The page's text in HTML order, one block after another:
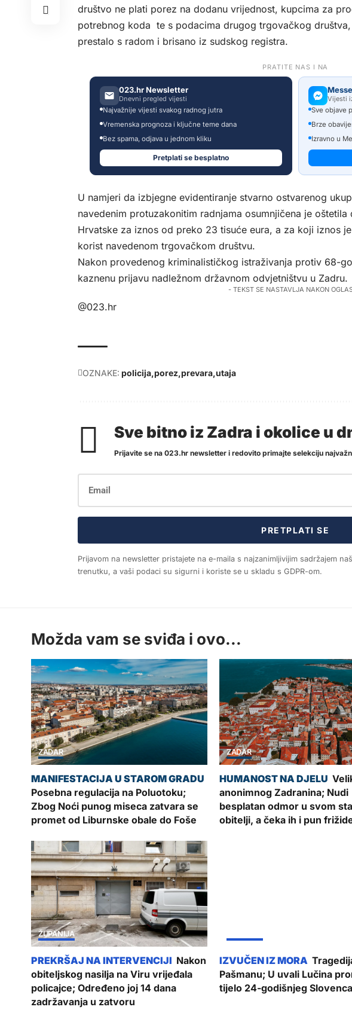
društvo ne plati porez na dodanu vrijednost, kupcima za
potrebnog koda te s podacima drugog trgovačkog
prestalo s radom i brisano iz sudskog registra.
PRATITE NAS I NA
023.hr Newsletter
Dnevni pregled vijesti
Najvažnije vijesti svakog radnog jutra
Vremenska prognoza i ključne teme dana
Bez spama, odjava u jednom kliku
Pretplati se besplatno
Vijesti
Sve objave
Brze
Izravno u
U namjeri da izbjegne evidentiranje stvarno ostvarenog
navedenim protuzakonitim radnjama osumnjičena je
Hrvatske za iznos od preko 23 tisuće eura, a za koji iznos
korist navedenom trgovačkom društvu.
Nakon provedenog kriminalističkog istraživanja protiv 68-
kaznenu prijavu nadležnom državnom odvjetništvu u Zadru.
- TEKST SE NASTAVLJA NAKON
@023.hr
OZNAKE: policija porez prevara utaja
Sve bitno iz Zadra i okolice u
Prijavite se na 023.hr newsletter i redovito primajte selekciju
PRETPLATI SE
Prijavom na newsletter pristajete na e-maila s najzanimljivijim sadržajem
trenutku, a vaši podaci su sigurni i koriste se u skladu s GDPR-om.
Možda vam se sviđa i ovo...
ZADAR
Posebna regulacija na Poluotoku;
Zbog Noći punog miseca zatvara se
promet od Liburnske obale do Foše
ZADAR
anonimnog Zadranina; Nudi
besplatan odmor u svom
obitelji, a čeka ih i pun
ŽUPANIJA
Nakon
obiteljskog nasilja na Viru vrijeđala
policajce; Određeno joj 14 dana
zadržavanja u zatvoru
Pašmanu; U uvali Lučina
tijelo 24-godišnjeg Slovenca